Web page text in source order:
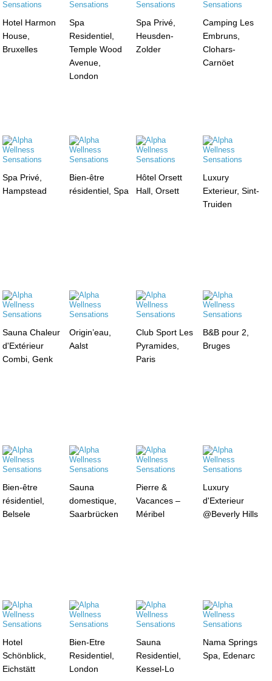
Hotel Harmon
House,
Bruxelles
Spa
Residentiel,
Temple Wood
Avenue,
London
Spa Privé,
Heusden-
Zolder
Camping Les
Embruns,
Clohars-
Carnöet
Spa Privé,
Hampstead
Bien-être
résidentiel, Spa
Hôtel Orsett
Hall, Orsett
Luxury
Exterieur, Sint-
Truiden
Sauna Chaleur
d'Extérieur
Combi, Genk
Origin’eau,
Aalst
Club Sport Les
Pyramides,
Paris
B&B pour 2,
Bruges
Bien-être
résidentiel,
Belsele
Sauna
domestique,
Saarbrücken
Pierre &
Vacances –
Méribel
Luxury
d'Exterieur
@Beverly Hills
Hotel
Schönblick,
Eichstätt
Bien-Etre
Residentiel,
London
Sauna
Residentiel,
Kessel-Lo
Nama Springs
Spa, Edenarc